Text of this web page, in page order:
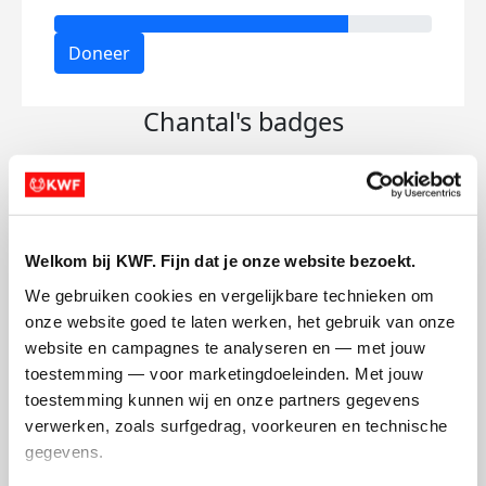
Welkom bij KWF. Fijn dat je onze website bezoekt.
We gebruiken cookies en vergelijkbare technieken om
onze website goed te laten werken, het gebruik van onze
website en campagnes te analyseren en — met jouw
toestemming — voor marketingdoeleinden. Met jouw
toestemming kunnen wij en onze partners gegevens
verwerken, zoals surfgedrag, voorkeuren en technische
gegevens.
Doneer
Chantal's badges